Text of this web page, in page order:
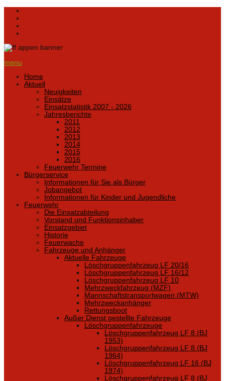
menu
Home
Aktuell
Neuigkeiten
Einsätze
Einsatzstatistik 2007 - 2026
Jahresberichte
2011
2012
2013
2014
2015
2016
Feuerwehr Termine
Bürgerservice
Informationen für Sie als Bürger
Jobangebot
Informationen für Kinder und Jugendliche
Feuerwehr
Die Einsatzabteilung
Vorstand und Funktionsinhaber
Einsatzgebiet
Historie
Feuerwache
Fahrzeuge und Anhänger
Aktuelle Fahrzeuge
Löschgruppenfahrzeug LF 20/16
Löschgruppenfahrzeug LF 16/12
Löschgruppenfahrzeug LF 10
Mehrzweckfahrzeug (MZF)
Mannschaftstransportwagen (MTW)
Mehrzweckanhänger
Rettungsboot
Außer Dienst gestellte Fahrzeuge
Löschgruppenfahrzeuge
Löschgruppenfahrzeug LF 8 (BJ
1953)
Löschgruppenfahrzeug LF 8 (BJ
1964)
Löschgruppenfahrzeug LF 16 (BJ
1974)
Löschgruppenfahrzeug LF 8 (BJ